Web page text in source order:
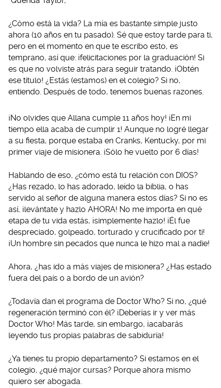
¿Cómo está la vida? La mía es bastante simple justo
ahora (10 años en tu pasado). Sé que estoy tarde para ti,
pero en el momento en que te escribo esto, es
temprano, así que: ¡felicitaciones por la graduación! Si
es que no volviste atrás para seguir tratando. ¡Obtén
ese título! ¿Estás (estamos) en el colegio? Si no,
entiendo. Después de todo, tenemos buenas razones.
¡No olvides que Allana cumple 11 años hoy! ¡En mi
tiempo ella acaba de cumplir 1! Aunque no logré llegar
a su fiesta, porque estaba en Cranks, Kentucky, por mi
primer viaje de misionera. ¡Sólo he vuelto por 6 días!
Hablando de eso, ¿cómo está tu relación con DIOS?
¿Has rezado, lo has adorado, leído la biblia, o has
servido al señor de alguna manera estos días? Si no es
así, ¡levántate y hazlo AHORA! No me importa en qué
etapa de tu vida estás, ¡simplemente hazlo! ¡Él fue
despreciado, golpeado, torturado y crucificado por ti!
¡Un hombre sin pecados que nunca le hizo mal a nadie!
Ahora, ¿has ido a más viajes de misionera? ¿Has estado
fuera del país o a bordo de un avión?
¿Todavía dan el programa de Doctor Who? Si no, ¿qué
regeneración terminó con él? ¡Deberías ir y ver más
Doctor Who! Más tarde, sin embargo, ¡acabarás
leyendo tus propias palabras de sabiduría!
¿Ya tienes tu propio departamento? Si estamos en el
colegio, ¿qué major cursas? Porque ahora mismo
quiero ser abogada.